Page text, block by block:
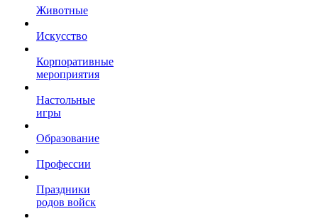
Животные
Искусство
Корпоративные
мероприятия
Настольные
игры
Образование
Профессии
Праздники
родов войск